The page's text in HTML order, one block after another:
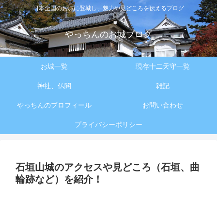
日本全国のお城に登城し、魅力や見どころを伝えるブログ
やっちんのお城ブログ
お城一覧 現存十二天守一覧
神社、仏閣 雑記
やっちんのプロフィール お問い合わせ
プライバシーポリシー
石垣山城のアクセスや見どころ（石垣、曲
輪跡など）を紹介！